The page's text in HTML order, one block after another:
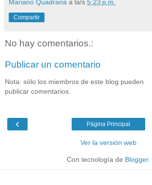
Mariano Quadrana a la/s 5:23 p.m.
Compartir
No hay comentarios.:
Publicar un comentario
Nota: sólo los miembros de este blog pueden
publicar comentarios.
‹ Página Principal
Ver la versión web
Con tecnología de Blogger.